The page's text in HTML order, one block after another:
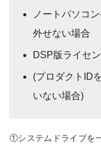
ノートパソコ
外せない場合
DSP版ライセ
(プロダクトID
いない場合)
①システムドライブを